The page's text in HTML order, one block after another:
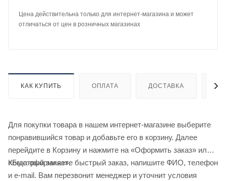
Цена действительна только для интернет-магазина и может
отличаться от цен в розничных магазинах
КАК КУПИТЬ ОПЛАТА ДОСТАВКА
Для покупки товара в нашем интернет-магазине выберите
понравившийся товар и добавьте его в корзину. Далее
перейдите в Корзину и нажмите на «Оформить заказ» или
«Быстрый заказ».
Когда оформляете быстрый заказ, напишите ФИО, телефон
и e-mail. Вам перезвонит менеджер и уточнит условия